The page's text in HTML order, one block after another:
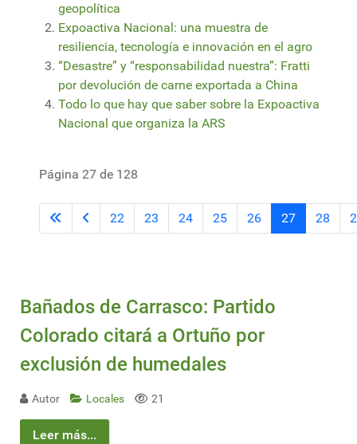
geopolítica
Expoactiva Nacional: una muestra de
resiliencia, tecnología e innovación en el agro
“Desastre” y “responsabilidad nuestra”: Fratti
por devolución de carne exportada a China
Todo lo que hay que saber sobre la Expoactiva
Nacional que organiza la ARS
Página 27 de 128
22 23 24 25 26 27 28
Bañados de Carrasco: Partido
Colorado citará a Ortuño por
exclusión de humedales
Autor Locales 21
Leer más...